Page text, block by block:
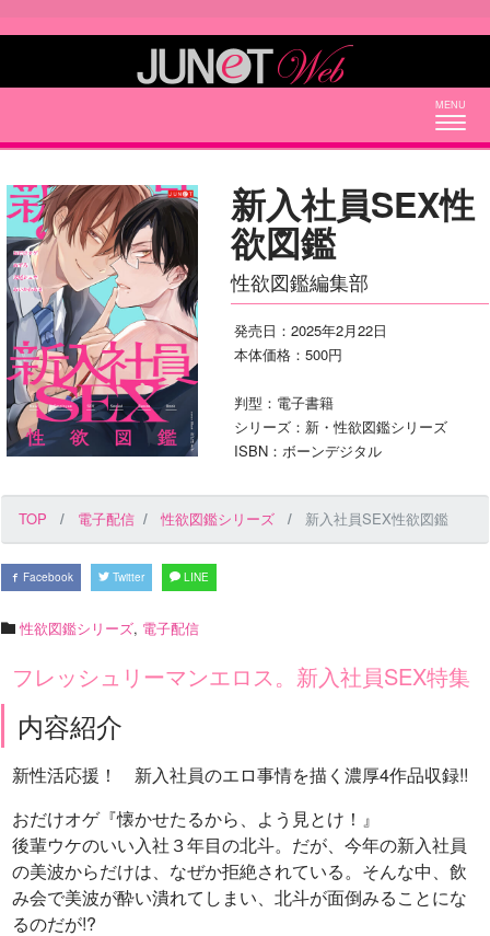
新入社員SEX性
欲図鑑
性欲図鑑編集部
発売日：2025年2月22日
本体価格：500円
判型：電子書籍
シリーズ：新・性欲図鑑シリーズ
ISBN：ボーンデジタル
TOP 電子配信 性欲図鑑シリーズ 新入社員SEX性欲図鑑
Facebook Twitter LINE
性欲図鑑シリーズ, 電子配信
フレッシュリーマンエロス。新入社員SEX特集
内容紹介
新性活応援！ 新入社員のエロ事情を描く濃厚4作品収録!!
おだけオゲ『懐かせたるから、よう見とけ！』
後輩ウケのいい入社３年目の北斗。だが、今年の新入社員
の美波からだけは、なぜか拒絶されている。そんな中、飲
み会で美波が酔い潰れてしまい、北斗が面倒みることにな
るのだが!?